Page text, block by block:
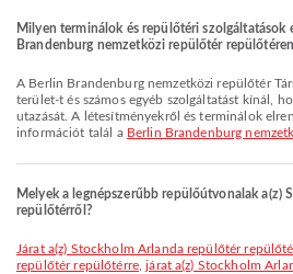
Milyen terminálok és repülőtéri szolgáltatások
Brandenburg nemzetközi repülőtér
A Berlin Brandenburg nemzetközi repülőtér Társalgó, Vonat, Dohányzó
terület-t és számos egyéb szolgáltatást kínál,
utazását. A létesítményekről és terminálok
információt talál a Berlin Brandenburg
Melyek a legnépszerűbb repülőútvonalak a(z)
repülőtérről?
járat a(z) Stockholm Arlanda repülőtér repülőtérről a(z) Prága Václav Havel
repülőtér repülőtérre,járat a(z) Stockholm